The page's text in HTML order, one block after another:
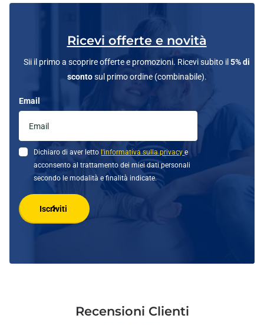
Ricevi offerte e novità
Sii il primo a scoprire offerte e promozioni. Ricevi subito il 5% di
scontosul primo ordine (combinabile).
Email
Dichiaro di aver letto l'informativa sulla privacye
acconsento al trattamento dei miei dati personali
secondo le modalità e finalità indicate.
Iscriviti
Recensioni Clienti